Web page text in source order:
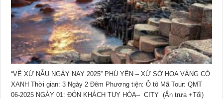
“VỀ XỨ NẪU NGÀY NAY 2025” PHÚ YÊN – XỨ SỞ HOA VÀNG CỎ
XANH Thời gian: 3 Ngày 2 Đêm Phương tiện: Ô tô Mã Tour: QMT
06-2025 NGÀY 01: ĐÓN KHÁCH TUY HÒA– CITY (Ăn trưa +Tối)